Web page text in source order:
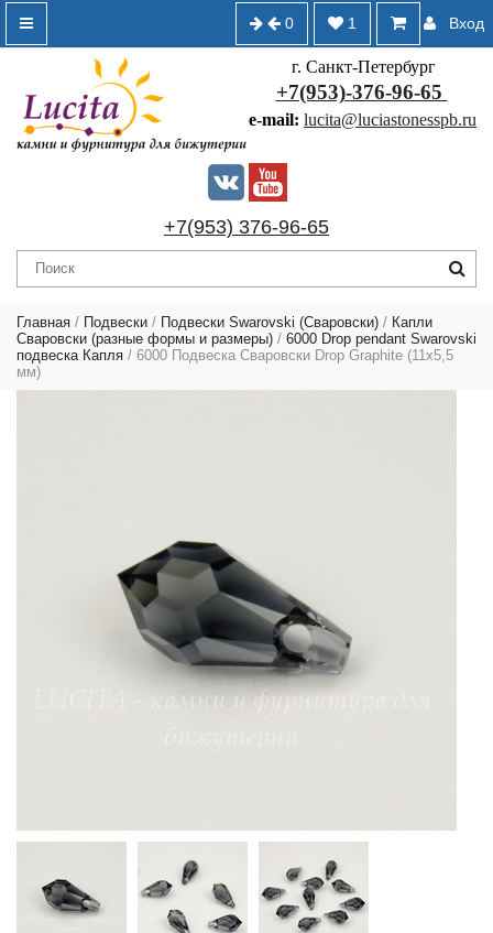
Вход
1
0
г. Санкт-Петербург
+7(953)-376-96-65
e-mail: lucita@luciastonesspb.ru
+7(953) 376-96-65
Главная / Подвески / Подвески Swarovski (Сваровски) / Капли
Сваровски (разные формы и размеры) / 6000 Drop pendant Swarovski
подвеска Капля / 6000 Подвеска Сваровски Drop Graphite (11х5,5
мм)